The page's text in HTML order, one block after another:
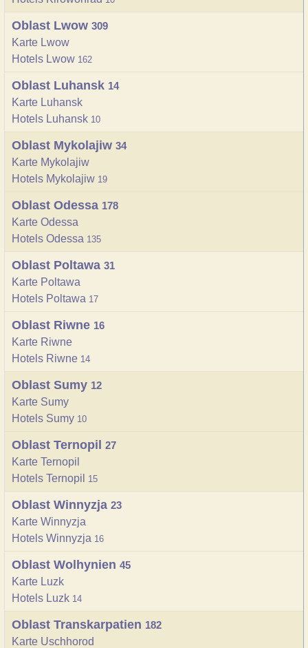
Oblast Lwow 309
Karte Lwow
Hotels Lwow 162
Oblast Luhansk 14
Karte Luhansk
Hotels Luhansk 10
Oblast Mykolajiw 34
Karte Mykolajiw
Hotels Mykolajiw 19
Oblast Odessa 178
Karte Odessa
Hotels Odessa 135
Oblast Poltawa 31
Karte Poltawa
Hotels Poltawa 17
Oblast Riwne 16
Karte Riwne
Hotels Riwne 14
Oblast Sumy 12
Karte Sumy
Hotels Sumy 10
Oblast Ternopil 27
Karte Ternopil
Hotels Ternopil
15
Oblast Winnyzja 23
Karte Winnyzja
Hotels Winnyzja 16
Oblast Wolhynien 45
Karte Luzk
Hotels Luzk 14
Oblast Transkarpatien 182
Karte Uschhorod